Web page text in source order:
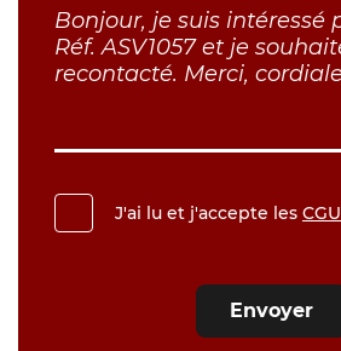
J'ai lu et j'accepte les CGU
Envoyer